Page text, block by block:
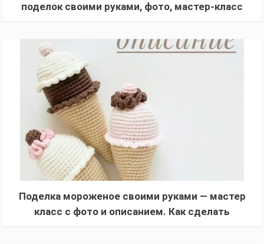
поделок своими руками, фото, мастер-класс
Поделка мороженое своими руками — мастер
класс с фото и описанием. Как сделать